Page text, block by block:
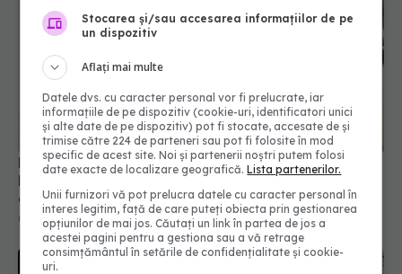
Long-COVID lovește femeile mai mult decât
bărbații. Efectul secundar care apare la femeile
de peste 40 de ani
06 feb 2025, 21:25
Stocarea și/sau accesarea informațiilor de pe
un dispozitiv
Aflați mai multe
Datele dvs. cu caracter personal vor fi prelucrate, iar
informațiile de pe dispozitiv (cookie-uri, identificatori unici
și alte date de pe dispozitiv) pot fi stocate, accesate de și
trimise către 224 de parteneri sau pot fi folosite în mod
specific de acest site. Noi și partenerii noștri putem folosi
date exacte de localizare geografică.Lista partenerilor.
Unii furnizori vă pot prelucra datele cu caracter personal în
interes legitim, față de care puteți obiecta prin gestionarea
opțiunilor de mai jos. Căutați un link în partea de jos a
acestei pagini pentru a gestiona sau a vă retrage
consimțământul în setările de confidențialitate și cookie-
uri.